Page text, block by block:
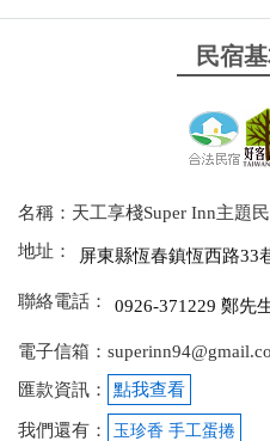
老闆人好 好說話 景點
肉 很推薦家族旅遊的
2024-12-01
環境舒適，地點絕佳，
民宿
名稱：天工享棧Super Inn主題
地址：
屏東縣恆春鎮恆西路33
聯絡電話： 0926-371229 鄭先
電子信箱：
匯款資訊：
點我查看
我們還有： 玉珍香 手工蛋捲